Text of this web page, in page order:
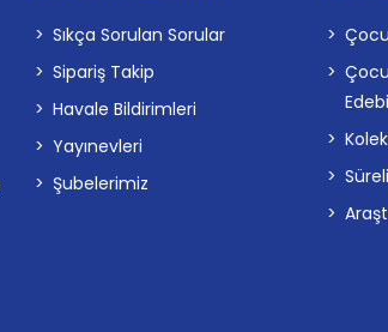
Sıkça Sorulan Sorular
Sipariş Takip
Havale Bildirimleri
Yayınevleri
Şubelerimiz